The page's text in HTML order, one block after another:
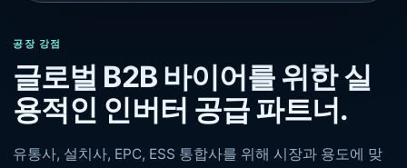
공장 강점
글로벌 B2B 바이어를 위한 실
용적인 인버터 공급 파트너.
유통사, 설치사, EPC, ESS 통합사를 위해 시장과 용도에 맞